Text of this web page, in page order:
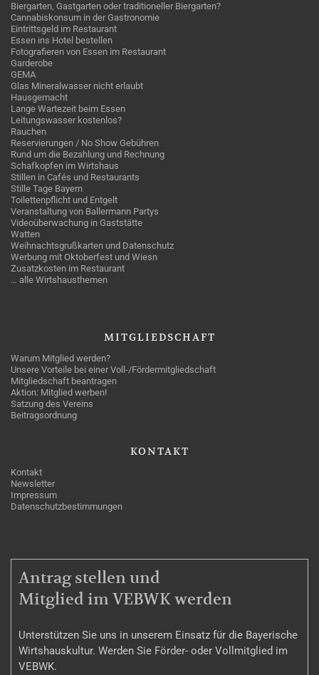
Biergarten, Gastgarten oder traditioneller Biergarten?
Cannabiskonsum in der Gastronomie
Eintrittsgeld im Restaurant
Essen ins Hotel bestellen
Fotografieren von Essen im Restaurant
Garderobe
GEMA
Glas Mineralwasser nicht erlaubt
Hausgemacht
Lange Wartezeit beim Essen
Leitungswasser kostenlos?
Rauchen
Reservierungen / No Show Gebühren
Rund um die Bezahlung und Rechnung
Schafkopfen im Wirtshaus
Stillen in Cafés und Restaurants
Stille Tage Bayern
Toilettenpflicht und Entgelt
Veranstaltung von Ballermann Partys
Videoüberwachung in Gaststätte
Watten
Weihnachtsgrußkarten und Datenschutz
Werbung mit Oktoberfest und Wiesn
Zusatzkosten im Restaurant
… alle Wirtshausthemen
MITGLIEDSCHAFT
Warum Mitglied werden?
Unsere Vorteile bei einer Voll-/Fördermitgliedschaft
Mitgliedschaft beantragen
Aktion: Mitglied werben!
Satzung des Vereins
Beitragsordnung
KONTAKT
Kontakt
Newsletter
Impressum
Datenschutzbestimmungen
MITGLIEDSCHAFT
Antrag stellen und
Mitglied im VEBWK werden
Unterstützen Sie uns in unserem Einsatz für die Bayerische
Wirtshauskultur. Werden Sie Förder- oder Vollmitglied im
VEBWK.